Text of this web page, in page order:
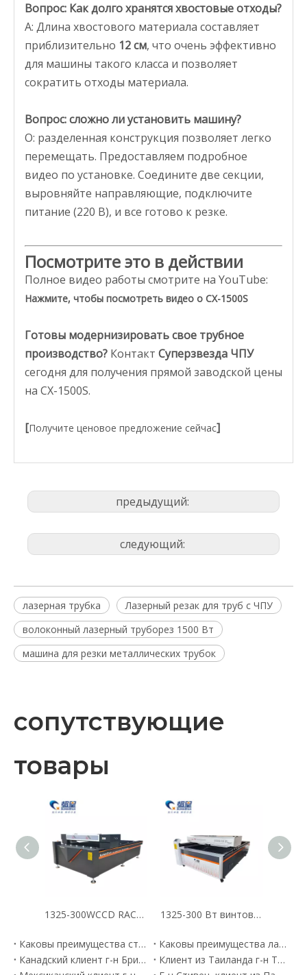
Вопрос: Как долго хранятся хвостовые отходы?
A: Длина хвостового материала составляет
приблизительно 12 см, что очень эффективно
для машины такого класса и позволяет
сократить отходы материала.
Вопрос: сложно ли установить машину?
О: разделенная конструкция позволяет легко
перемещать. Предоставляем подробное
видео по установке. Соедините две секции,
выровняйте направляющие, подключите
питание (220 В), и все готово к резке.
Посмотрите это в действии
Полное видео работы смотрите на YouTube:
Нажмите, чтобы посмотреть видео о CX-1500S
Готовы модернизировать свое трубное
производство? Контакт Суперзвезда ЧПУ
сегодня для получения прямой заводской цены
на CX-1500S.
[Получите ценовое предложение сейчас]
предыдущий:
следующий:
лазерная трубка
Лазерный резак для труб с ЧПУ
волоконный лазерный труборез 1500 Вт
машина для резки металлических трубок
сопутствующие
товары
1325-300WCCD RACK CO2 Лазерная резка 1325-300 Вт винтовой лазерной резки
Каковы преимущества станка для волоконной лазерной резки?
Каковы преимущества лазерных гравировальных станков перед традиционными станками?
Канадский клиент г-н Бритт приобрел станок для волоконной лазерной резки Superstar CNC 3015.
Клиент из Таиланда г-н Томас приобрел лазерный гравировальный станок Superstar CNC CO2.